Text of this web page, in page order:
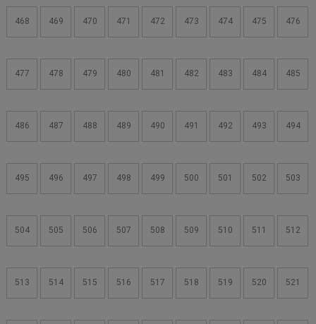
468 469 470 471 472 473 474 475 476
477 478 479 480 481 482 483 484 485
486 487 488 489 490 491 492 493 494
495 496 497 498 499 500 501 502 503
504 505 506 507 508 509 510 511 512
513 514 515 516 517 518 519 520 521